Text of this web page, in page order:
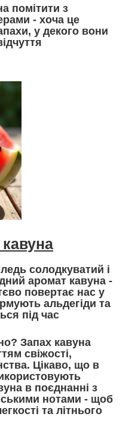
помітити з
- хоча це
у декого вони
солодкуватий і
аромат кавуна -
повертає нас у
альдегіди та
під час
Запах кавуна
свіжості,
Цікаво, що в
в поєднанні з
нотами - щоб
та літнього